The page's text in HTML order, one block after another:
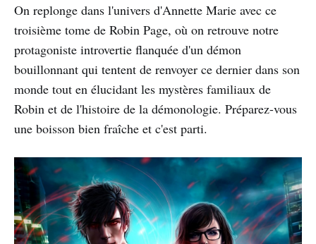
On replonge dans l'univers d'Annette Marie avec ce
troisième tome de Robin Page, où on retrouve notre
protagoniste introvertie flanquée d'un démon
bouillonnant qui tentent de renvoyer ce dernier dans son
monde tout en élucidant les mystères familiaux de
Robin et de l'histoire de la démonologie. Préparez-vous
une boisson bien fraîche et c'est parti.